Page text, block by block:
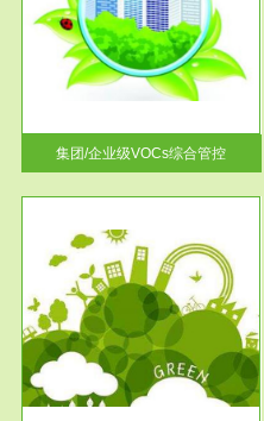
集团/企业级VOCs综合管控
政府/园区级VOCs综合管控服务
根据《石化行业挥发性有机物综
合整治方案》文件要求，到2017
年，全...
服务范围
土壤修复